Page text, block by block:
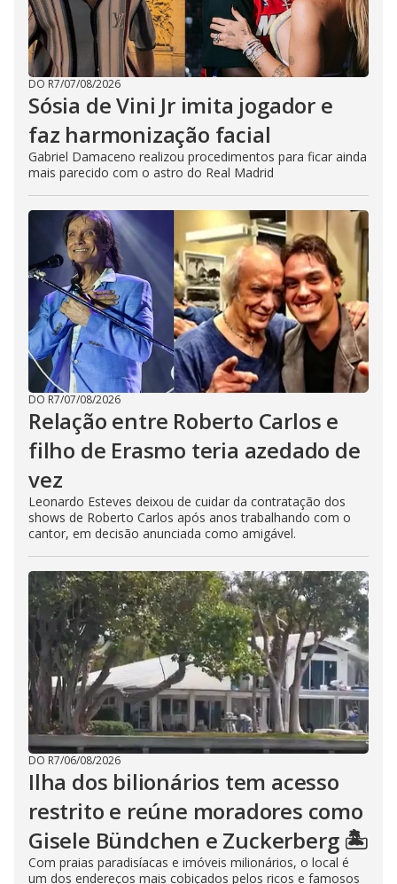
DO R7/07/08/2026
Sósia de Vini Jr imita jogador e
faz harmonização facial
Gabriel Damaceno realizou procedimentos para ficar ainda
mais parecido com o astro do Real Madrid
DO R7/07/08/2026
Relação entre Roberto Carlos e
filho de Erasmo teria azedado de
vez
Leonardo Esteves deixou de cuidar da contratação dos
shows de Roberto Carlos após anos trabalhando com o
cantor, em decisão anunciada como amigável.
DO R7/06/08/2026
Ilha dos bilionários tem acesso
restrito e reúne moradores como
Gisele Bündchen e Zuckerberg 🏝️
Com praias paradisíacas e imóveis milionários, o local é
um dos endereços mais cobiçados pelos ricos e famosos